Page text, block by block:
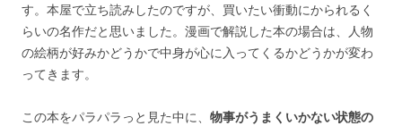
す。本屋で立ち読みしたのですが、買いたい衝動にかられるく
らいの名作だと思いました。漫画で解説した本の場合は、人物
の絵柄が好みかどうかで中身が心に入ってくるかどうかが変わ
ってきます。
この本をパラパラっと見た中に、 物事がうまくいかない状態の